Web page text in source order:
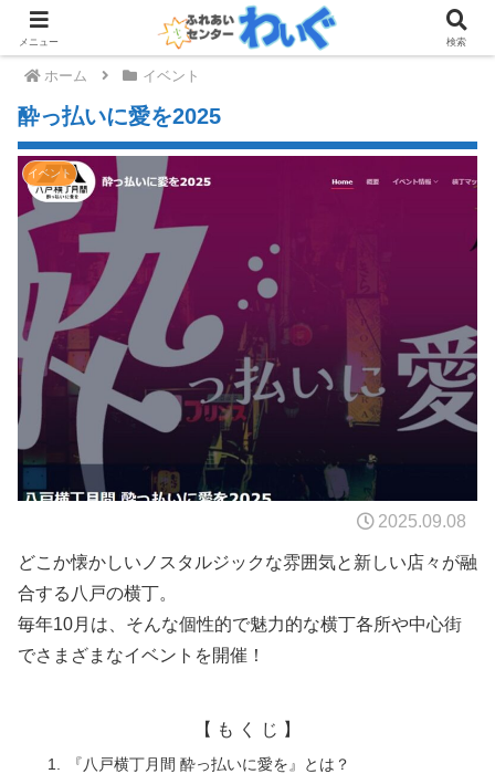
ホーム イベント
酔っ払いに愛を2025
イベント
2025.09.08
どこか懐かしいノスタルジックな雰囲気と新しい店々が融
合する八戸の横丁。
毎年10月は、そんな個性的で魅力的な横丁各所や中心街
でさまざまなイベントを開催！
【 も く じ 】
『八戸横丁月間 酔っ払いに愛を』とは？
メニュー 検索